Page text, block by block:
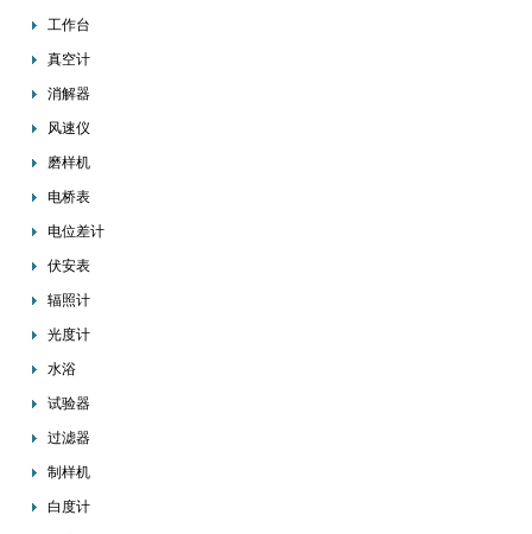
工作台
真空计
消解器
风速仪
磨样机
电桥表
电位差计
伏安表
辐照计
光度计
水浴
试验器
过滤器
制样机
白度计